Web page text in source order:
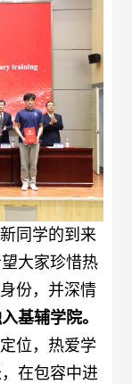
同学的到来
大家珍惜热
份，并深情
基辅学院。
位，热爱学
在包容中进